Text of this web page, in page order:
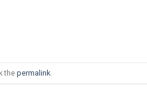
thepermalink